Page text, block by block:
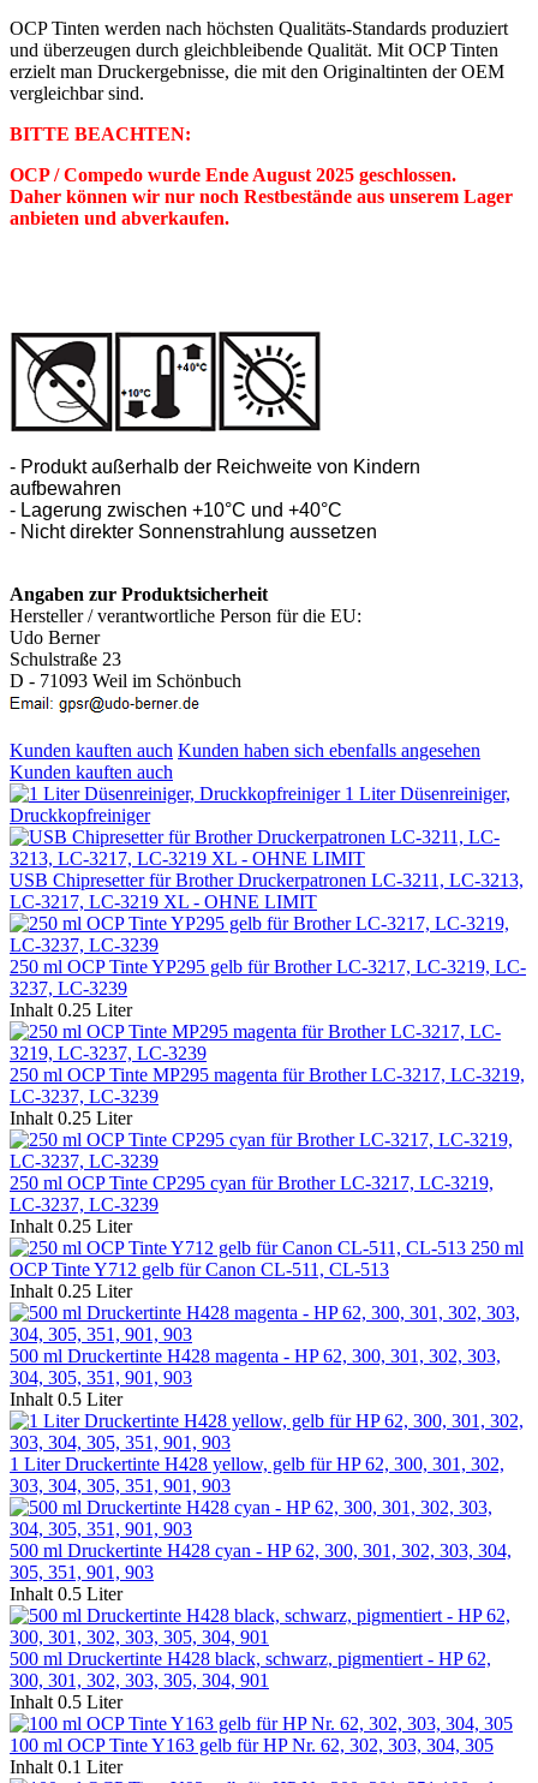
OCP Tinten werden nach höchsten Qualitäts-Standards produziert
und überzeugen durch gleichbleibende Qualität. Mit OCP Tinten
erzielt man Druckergebnisse, die mit den Originaltinten der OEM
vergleichbar sind.
BITTE BEACHTEN:
OCP / Compedo wurde Ende August 2025 geschlossen.
Daher können wir nur noch Restbestände aus unserem Lager
anbieten und abverkaufen.
- Produkt außerhalb der Reichweite von Kindern
aufbewahren
- Lagerung zwischen +10°C und +40°C
- Nicht direkter Sonnenstrahlung aussetzen
Angaben zur Produktsicherheit
Hersteller / verantwortliche Person für die EU:
Udo Berner
Schulstraße 23
D - 71093 Weil im Schönbuch
Kunden kauften auch Kunden haben sich ebenfalls angesehen
Kunden kauften auch
1 Liter Düsenreiniger,
Druckkopfreiniger
USB Chipresetter für Brother Druckerpatronen LC-3211, LC-3213,
LC-3217, LC-3219 XL - OHNE LIMIT
250 ml OCP Tinte YP295 gelb für Brother LC-3217, LC-3219, LC-
3237, LC-3239
Inhalt 0.25 Liter
250 ml OCP Tinte MP295 magenta für Brother LC-3217, LC-3219,
LC-3237, LC-3239
Inhalt 0.25 Liter
250 ml OCP Tinte CP295 cyan für Brother LC-3217, LC-3219,
LC-3237, LC-3239
Inhalt 0.25 Liter
250 ml
OCP Tinte Y712 gelb für Canon CL-511, CL-513
Inhalt 0.25 Liter
500 ml Druckertinte H428 magenta - HP 62, 300, 301, 302, 303,
304, 305, 351, 901, 903
Inhalt 0.5 Liter
1 Liter Druckertinte H428 yellow, gelb für HP 62, 300, 301, 302,
303, 304, 305, 351, 901, 903
500 ml Druckertinte H428 cyan - HP 62, 300, 301, 302, 303, 304,
305, 351, 901, 903
Inhalt 0.5 Liter
500 ml Druckertinte H428 black, schwarz, pigmentiert - HP 62,
300, 301, 302, 303, 305, 304, 901
Inhalt 0.5 Liter
100 ml OCP Tinte Y163 gelb für HP Nr. 62, 302, 303, 304, 305
Inhalt 0.1 Liter